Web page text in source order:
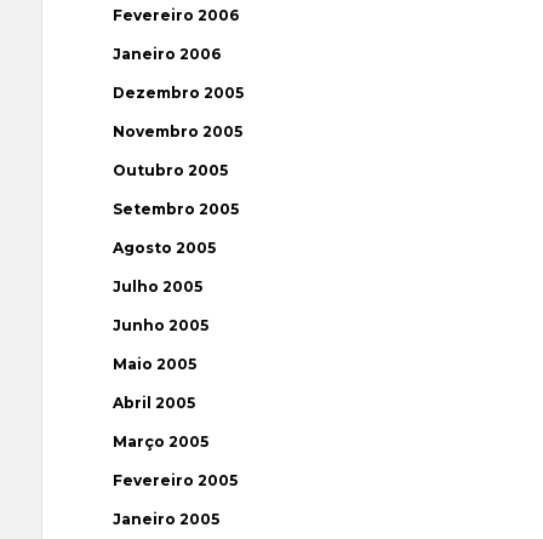
Fevereiro 2006
Janeiro 2006
Dezembro 2005
Novembro 2005
Outubro 2005
Setembro 2005
Agosto 2005
Julho 2005
Junho 2005
Maio 2005
Abril 2005
Março 2005
Fevereiro 2005
Janeiro 2005